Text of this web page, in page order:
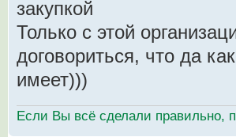
закупкой
Только с этой
договориться, что да
имеет)))
Если Вы всё сделали правильно,